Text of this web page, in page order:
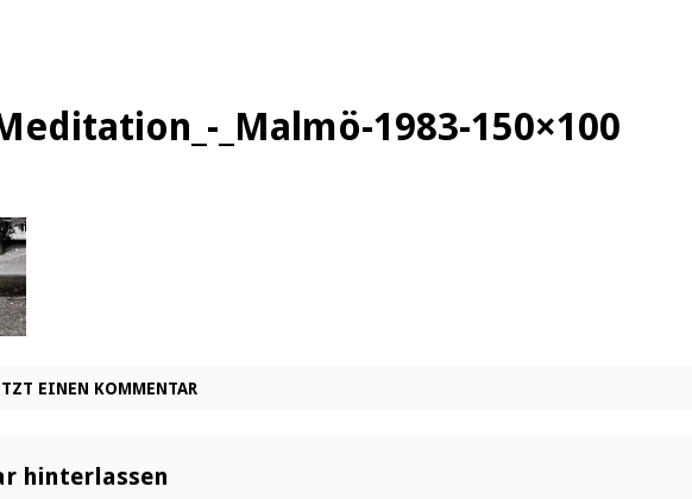
_Malmö-1983-150×100
EINEN KOMMENTAR
hinterlassen